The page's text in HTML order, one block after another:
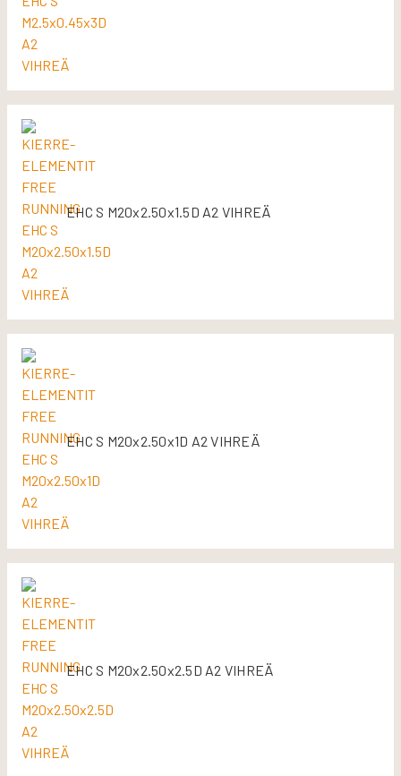
EHC S M20x2.50x1.5D A2 VIHREÄ
EHC S M20x2.50x1D A2 VIHREÄ
EHC S M20x2.50x2.5D A2 VIHREÄ